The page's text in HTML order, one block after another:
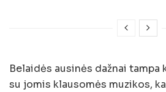
Belaidės ausinės dažnai tampa
su jomis klausomės muzikos,